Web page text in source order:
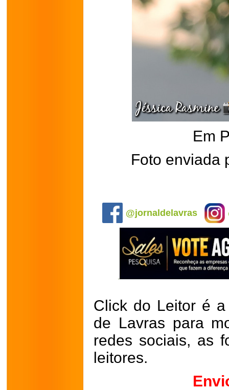
Em
Foto enviada
@jornaldelavras
Click do Leitor é
de Lavras para
redes sociais, as
leitores.